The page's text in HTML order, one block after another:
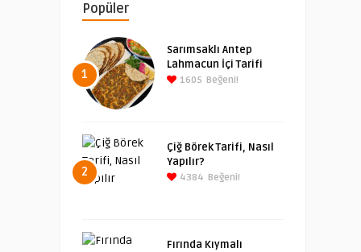
Popüler
1
Sarımsaklı Antep
Lahmacun İçi Tarifi
1605 Beğeni!
2
Çiğ Börek Tarifi, Nasıl
Yapılır?
4384 Beğeni!
Fırında Kıymalı